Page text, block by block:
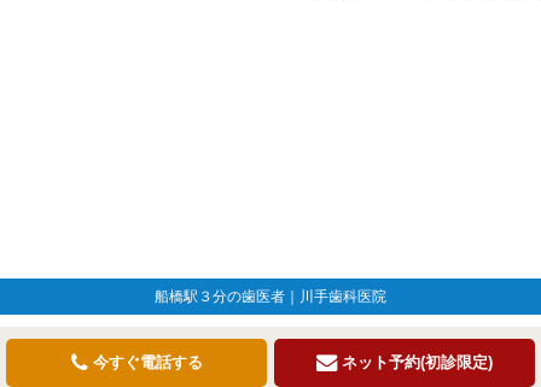
船橋駅３分の歯医者｜川手歯科医院
今すぐ電話する ネット予約(初診限定)